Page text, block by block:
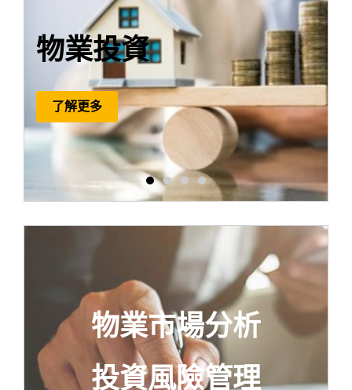
物業投資
了解更多
投資顧問服務
了解更多
我們提供客戶個別諮
詢服務
財務分析及
投資計算課程
物業市場分析
投資風險管理